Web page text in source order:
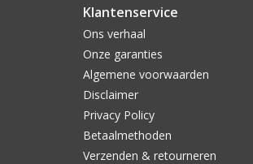
Klantenservice
Ons verhaal
Onze garanties
Algemene voorwaarden
Disclaimer
Privacy Policy
Betaalmethoden
Verzenden & retourneren